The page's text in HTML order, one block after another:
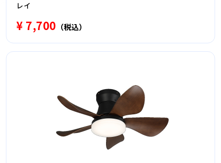
レイ
¥ 7,700 （税込）